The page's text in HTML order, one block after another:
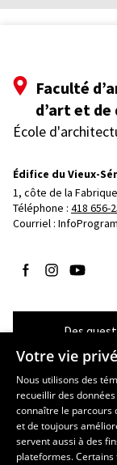
Faculté
d’art et de
École
Édifice du Vieux-
1, côte de la
Téléphone : 418 656-
Courriel :
Suivez-nous sur
Suivez-nous
Suivez-
Des
Les écoles et la
École d’art
École supérieure
régional
Votre vie
Nous utilisons des
recueillir des
connaître le parcours
et de toujours
servent aussi à des
plateformes.